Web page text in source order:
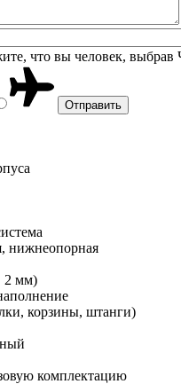
что вы человек, выбрав
нижнеопорная
2 мм)
корзины, штанги)
комплектацию